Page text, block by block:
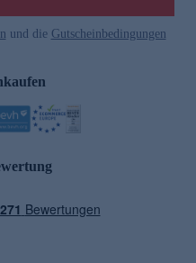
und die Gutscheinbedingungen